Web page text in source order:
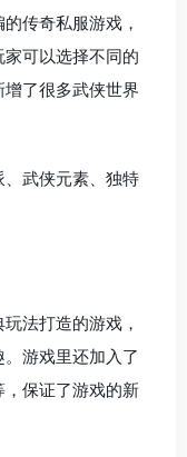
传奇私服游戏，
可以选择不同的
了很多武侠世界
武侠元素、独特
法打造的游戏，
游戏里还加入了
保证了游戏的新